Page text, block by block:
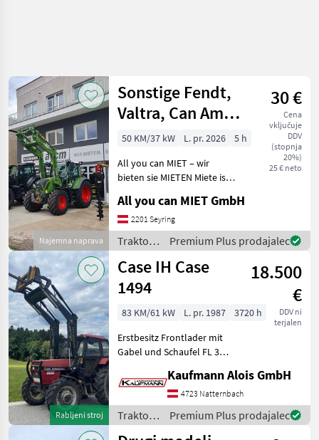
Kategorija 3 Država Filtri
TRENUTNA
POT
Kmetijska
tehnika
Traktor
Traktor
IZBERITE
KATEGORIJO
Sonstige
137
Fendt
12
Case IH
11
John Deere
5
Antonio Carraro
Ponastavi
Prikaži
rezultatov
Najemna naprava
Sonstige Fendt,
Valtra, Can Am,
JCB Minibagger,
Deutz Fah
30 €
Cena
vključuje
DDV
(stopnja
20%)
25 € neto
50 KM/37 kW L. pr. 2026
5 h
All you can MIET – wir
bieten sie MIETEN Miete ist
You Can Miet bieten wir eine
große Auswahl an
Traktoren und Maschinen
mit unt
All you can MIET GmbH
2201 Seyring
Traktor /
Sonstige
Premium Plus prodajalec
Rabljeni stroj
Case IH Case
1494
18.500
€
DDV ni
terjalen
83 KM/61 kW L. pr. 1987
3720 h
Erstbesitz Frontlader mit
Gabel und Schaufel FL 3
Multikuppler 3DW
Steuergeräte Die Fa.
Kaufmann zeigt Ihnen die
Maschine bzw. Gerät ger
Kaufmann Alois GmbH
4723 Natternbach
Traktor /
Case IH
Premium Plus prodajalec